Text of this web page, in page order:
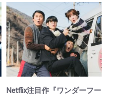
Netflix注目作『ワンダーフー